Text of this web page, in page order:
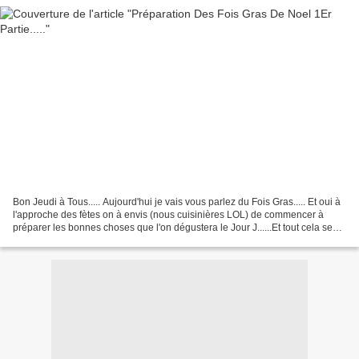
Bon Jeudi à Tous..... Aujourd'hui je vais vous parlez du Fois Gras..... Et oui à
l'approche des fètes on à envis (nous cuisinières LOL) de commencer à
préparer les bonnes choses que l'on dégustera le Jour J......Et tout cela se